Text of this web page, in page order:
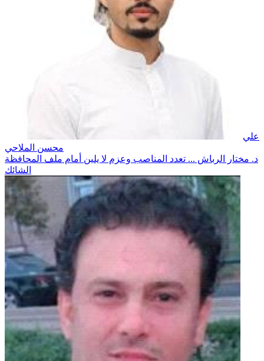
علي
محسن الملاحي
د. مختار الرباش ... تعدد المناصب وعزم لا يلين أمام ملف المحافظة
الشائك